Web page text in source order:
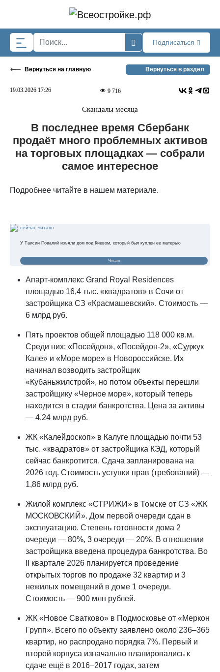
Подписаться
Вернуться на главную Вернуться в раздел
19.03.2026 17:26 9 716
Скандалы месяца
В последнее время Сбербанк
продаёт много проблемных активов
на торговых площадках — собрали
самое интересное
Подробнее читайте в нашем материале.
сейчас читают
У Таисии Повалий изъяли дом под Киевом, который был куплен ее матерью
Читать
Апарт-комплекс Grand Royal Residences
площадью 16,4 тыс. «квадратов» в Сочи от
застройщика СЗ «Красмашевский». Стоимость —
6 млрд руб.
Пять проектов общей площадью 118 000 кв.м.
Среди них: «Посейдон», «Посейдон-2», «Суджук
Кале» и «Море море» в Новороссийске. Их
начинал возводить застройщик
«Кубаньжилстрой», но потом объекты перешли
застройщику «Черное море», который теперь
находится в стадии банкротства. Цена за активы
— 4,24 млрд руб.
ЖК «Калейдоскоп» в Калуге площадью почти 53
тыс. «квадратов» от застройщика КЭД, который
сейчас банкротится. Сдача запланирована на
2026 год. Стоимость уступки прав (требований) —
1,86 млрд руб.
Жилой комплекс «СТРИЖИ» в Томске от СЗ «ЖК
МОСКОВСКИЙ». Дом первой очереди сдан в
эксплуатацию. Степень готовности дома 2
очереди — 80%, 3 очереди — 20%. В отношении
застройщика введена процедура банкротства. Во
II квартале 2026 планируется проведение
открытых торгов по продаже 32 квартир и 3
нежилых помещений в доме 1 очереди.
Стоимость — 900 млн рублей.
ЖК «Новое Сватково» в Подмосковье от «Меркон
Групп». Всего по объекту заявлено около 236–365
квартир, но распродано порядка 7%. Первый и
второй корпуса изначально планировались к
сдаче ещё в 2016–2017 годах, затем